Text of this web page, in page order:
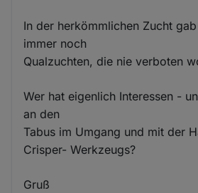
In der herkömmlichen Zucht
immer noch
Qualzuchten, die nie verboten
Wer hat eigenlich Interessen -
an den
Tabus im Umgang und mit der
Crisper- Werkzeugs?
Gruß